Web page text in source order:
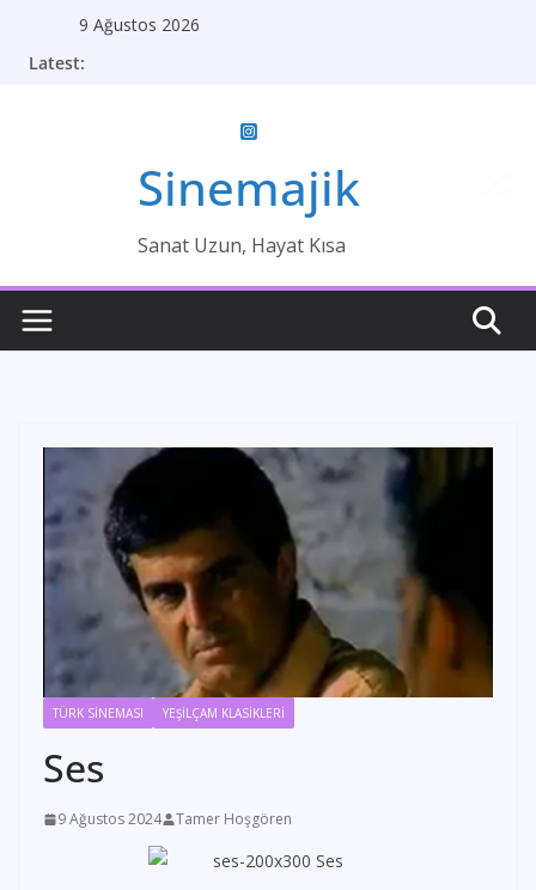
9 Ağustos 2026
Latest:
Sinemajik
Sanat Uzun, Hayat Kısa
TÜRK SİNEMASI YEŞİLÇAM KLASİKLERİ
Ses
9 Ağustos 2024 Tamer Hoşgören